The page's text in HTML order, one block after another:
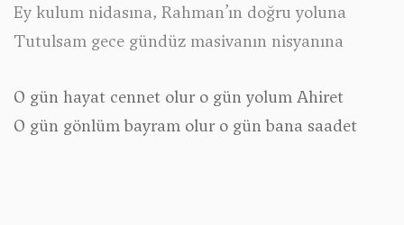
Ey kulum nidasına, Rahman’ın doğru yoluna
Tutulsam gece gündüz masivanın nisyanına
O gün hayat cennet olur o gün yolum Ahiret
O gün gönlüm bayram olur o gün bana saadet